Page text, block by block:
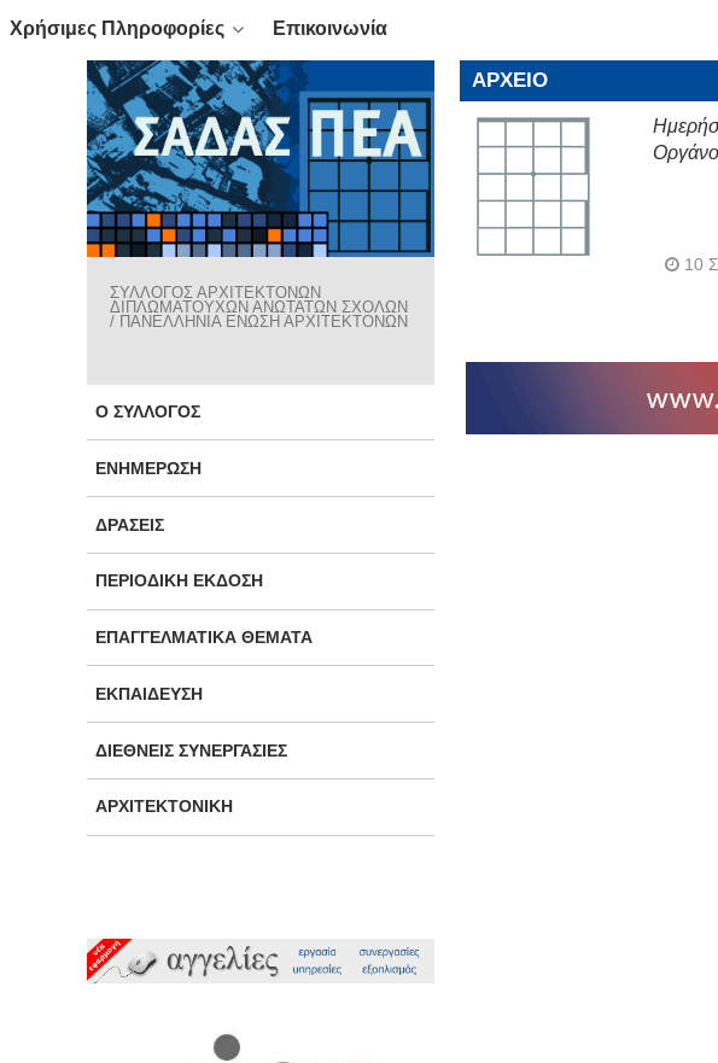
Χρήσιμες Πληροφορίες Επικοινωνία
ΣΥΛΛΟΓΟΣ ΑΡΧΙΤΕΚΤΟΝΩΝ
ΔΙΠΛΩΜΑΤΟΥΧΩΝ ΑΝΩΤΑΤΩΝ ΣΧΟΛΩΝ
/ ΠΑΝΕΛΛΗΝΙΑ ΕΝΩΣΗ ΑΡΧΙΤΕΚΤΟΝΩΝ
Ο ΣΎΛΛΟΓΟΣ
ΕΝΗΜΈΡΩΣΗ
ΔΡΆΣΕΙΣ
ΠΕΡΙΟΔΙΚΉ ΈΚΔΟΣΗ
ΕΠΑΓΓΕΛΜΑΤΙΚΆ ΘΈΜΑΤΑ
ΕΚΠΑΊΔΕΥΣΗ
ΔΙΕΘΝΕΊΣ ΣΥΝΕΡΓΑΣΊΕΣ
ΑΡΧΙΤΕΚΤΟΝΙΚΉ
ΑΡΧΕΊΟ
10